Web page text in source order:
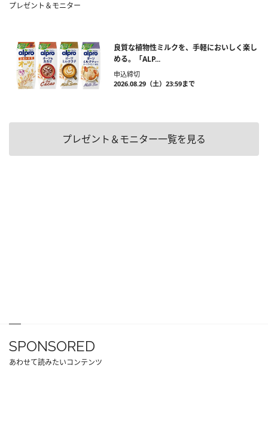
プレゼント＆モニター
良質な植物性ミルクを、手軽においしく楽し
める。「ALP...
申込締切
2026.08.29（土）23:59まで
プレゼント＆モニター一覧を見る
SPONSORED
あわせて読みたいコンテンツ